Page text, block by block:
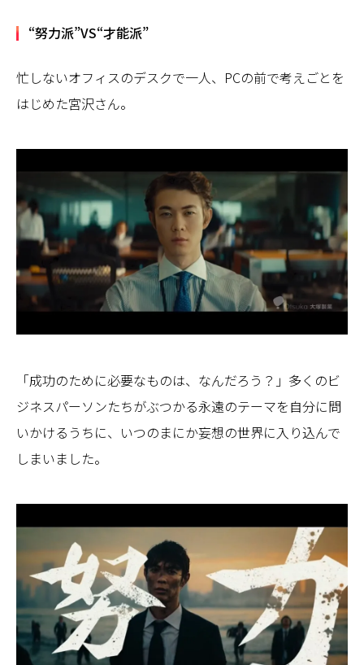
“努力派”VS“才能派”
忙しないオフィスのデスクで一人、PCの前で考えごとを
はじめた宮沢さん。
「成功のために必要なものは、なんだろう？」多くのビ
ジネスパーソンたちがぶつかる永遠のテーマを自分に問
いかけるうちに、いつのまにか妄想の世界に入り込んで
しまいました。